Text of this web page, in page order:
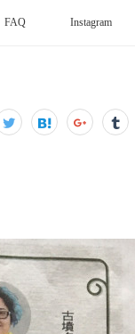
FAQ Instagram